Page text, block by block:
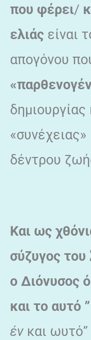
που φέρει/
ελιάς είναι
απογόνου
δημιουργίας
δέντρου
Και ως
σύζυγος
ο Διόνυσος
και το αυτό
έν και